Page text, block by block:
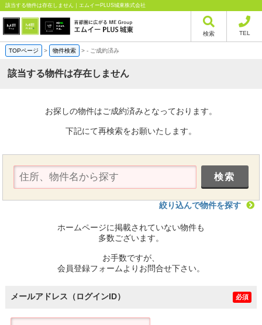
該当する物件は存在しません｜エムイーPLUS城東株式会社
検索 TEL
TOPページ > 物件検索 >- ご成約済み
該当する物件は存在しません
お探しの物件はご成約済みとなっております。
下記にて再検索をお願いたします。
絞り込んで物件を探す
ホームページに掲載されていない物件も
多数ございます。
お手数ですが、
会員登録フォームよりお問合せ下さい。
メールアドレス（ログインID） 必須